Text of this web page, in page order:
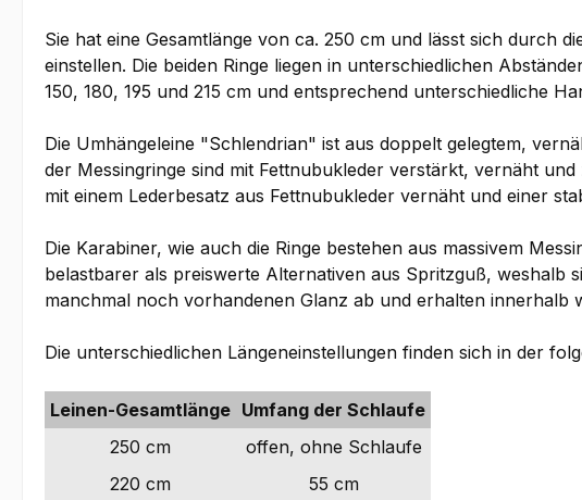
Sie hat eine Gesamtlänge von ca. 250 cm und lässt sich durch
einstellen. Die beiden Ringe liegen in unterschiedlichen
150, 180, 195 und 215 cm und entsprechend unterschiedliche
Die Umhängeleine "Schlendrian" ist aus doppelt gelegtem,
der Messingringe sind mit Fettnubukleder verstärkt, vernäht
mit einem Lederbesatz aus Fettnubukleder vernäht und einer
Die Karabiner, wie auch die Ringe bestehen aus massivem
belastbarer als preiswerte Alternativen aus Spritzguß, weshalb
manchmal noch vorhandenen Glanz ab und erhalten innerhalb
Die unterschiedlichen Längeneinstellungen finden sich in der
Leinen-Gesamtlänge Umfang der Schlaufe
250 cm
offen, ohne Schlaufe
220 cm
55 cm